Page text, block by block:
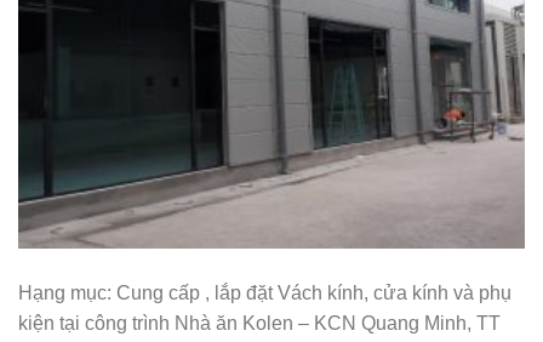
Hạng mục: Cung cấp , lắp đặt Vách kính, cửa kính và phụ
kiện tại công trình Nhà ăn Kolen – KCN Quang Minh, TT